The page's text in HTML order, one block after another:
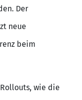
Der
neue
beim
wie die